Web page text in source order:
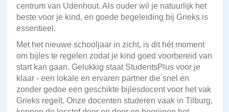
centrum van Udenhout. Als ouder wil je natuurlijk het
beste voor je kind, en goede begeleiding bij Grieks is
essentieel.
Met het nieuwe schooljaar in zicht, is dit hét moment
om bijles te regelen zodat je kind goed voorbereid van
start kan gaan. Gelukkig staat StudentsPlus voor je
klaar - een lokale en ervaren partner die snel en
zonder gedoe een geschikte bijlesdocent voor het vak
Grieks regelt. Onze docenten studeren vaak in Tilburg,